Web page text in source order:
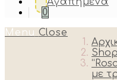
0
Menu Close
Shop
με